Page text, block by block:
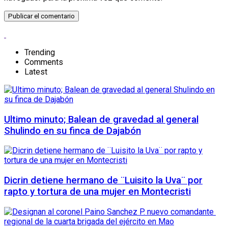
Trending
Comments
Latest
Ultimo minuto; Balean de gravedad al general
Shulindo en su finca de Dajabón
Dicrin detiene hermano de ¨Luisito la Uva¨ por
rapto y tortura de una mujer en Montecristi